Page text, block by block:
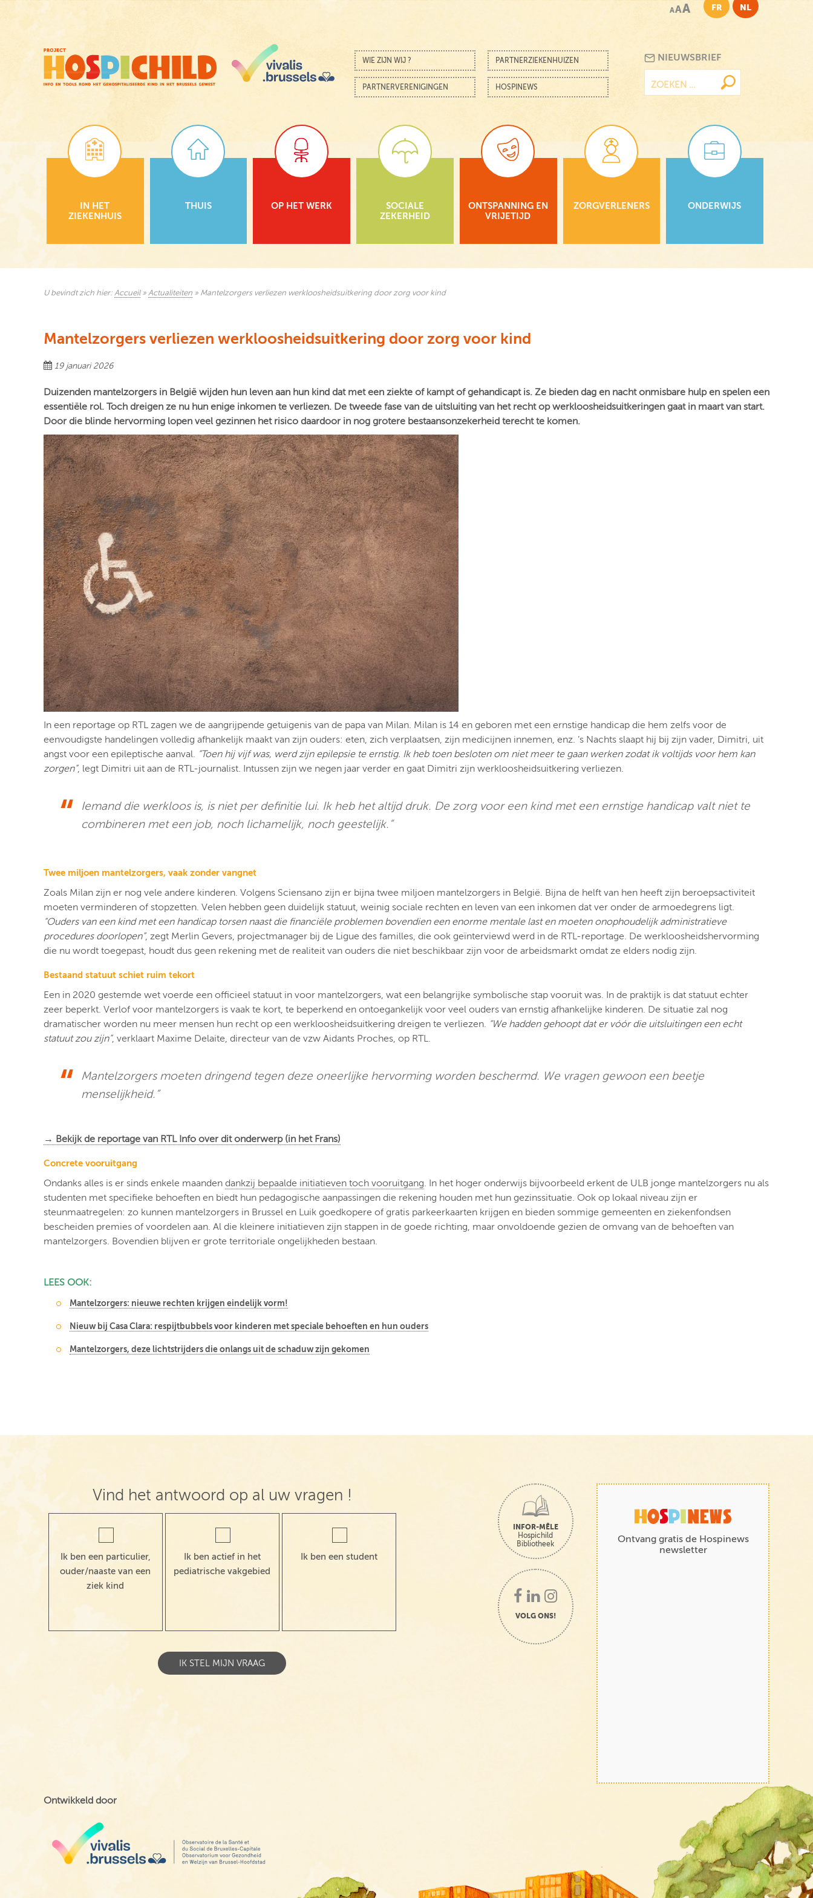
content
AAA FR NL
Menu
Skip to content
WIE ZIJN WIJ ? PARTNERZIEKENHUIZEN
PARTNERVERENIGINGEN HOSPINEWS
NIEUWSBRIEF
naar:
IN HET
ZIEKENHUIS
THUIS OP HET WERK
SOCIALE
ZEKERHEID
ONTSPANNING EN
VRIJETIJD
ZORGVERLENERS ONDERWIJS
U bevindt zich hier: Accueil» Actualiteiten » Mantelzorgers verliezen werkloosheidsuitkering door zorg voor kind
Mantelzorgers verliezen werkloosheidsuitkering door zorg voor kind
19 januari 2026
Duizenden mantelzorgers in België wijden hun leven aan hun kind dat met een ziekte of kampt of gehandicapt is. Ze bieden dag en nacht onmisbare hulp en spelen een
essentiële rol. Toch dreigen ze nu hun enige inkomen te verliezen. De tweede fase van de uitsluiting van het recht op werkloosheidsuitkeringen gaat in maart van start.
Door die blinde hervorming lopen veel gezinnen het risico daardoor in nog grotere bestaansonzekerheid terecht te komen.
In een reportage op RTL zagen we de aangrijpende getuigenis van de papa van Milan. Milan is 14 en geboren met een ernstige handicap die hem zelfs voor de
eenvoudigste handelingen volledig afhankelijk maakt van zijn ouders: eten, zich verplaatsen, zijn medicijnen innemen, enz. ’s Nachts slaapt hij bij zijn vader, Dimitri, uit
angst voor een epileptische aanval. “Toen hij vijf was, werd zijn epilepsie te ernstig. Ik heb toen besloten om niet meer te gaan werken zodat ik voltijds voor hem kan
zorgen”, legt Dimitri uit aan de RTL-journalist. Intussen zijn we negen jaar verder en gaat Dimitri zijn werkloosheidsuitkering verliezen.
Iemand die werkloos is, is niet per definitie lui. Ik heb het altijd druk. De zorg voor een kind met een ernstige handicap valt niet te
combineren met een job, noch lichamelijk, noch geestelijk.”
Twee miljoen mantelzorgers, vaak zonder vangnet
Zoals Milan zijn er nog vele andere kinderen. Volgens Sciensano zijn er bijna twee miljoen mantelzorgers in België. Bijna de helft van hen heeft zijn beroepsactiviteit
moeten verminderen of stopzetten. Velen hebben geen duidelijk statuut, weinig sociale rechten en leven van een inkomen dat ver onder de armoedegrens ligt.
“Ouders van een kind met een handicap torsen naast die financiële problemen bovendien een enorme mentale last en moeten onophoudelijk administratieve
procedures doorlopen”, zegt Merlin Gevers, projectmanager bij de Ligue des familles, die ook geïnterviewd werd in de RTL-reportage. De werkloosheidshervorming
die nu wordt toegepast, houdt dus geen rekening met de realiteit van ouders die niet beschikbaar zijn voor de arbeidsmarkt omdat ze elders nodig zijn.
Bestaand statuut schiet ruim tekort
Een in 2020 gestemde wet voerde een officieel statuut in voor mantelzorgers, wat een belangrijke symbolische stap vooruit was. In de praktijk is dat statuut echter
zeer beperkt. Verlof voor mantelzorgers is vaak te kort, te beperkend en ontoegankelijk voor veel ouders van ernstig afhankelijke kinderen. De situatie zal nog
dramatischer worden nu meer mensen hun recht op een werkloosheidsuitkering dreigen te verliezen. “We hadden gehoopt dat er vóór die uitsluitingen een echt
statuut zou zijn”, verklaart Maxime Delaite, directeur van de vzw Aidants Proches, op RTL.
Mantelzorgers moeten dringend tegen deze oneerlijke hervorming worden beschermd. We vragen gewoon een beetje
menselijkheid.”
→ Bekijk de reportage van RTL Info over dit onderwerp (in het Frans)
Concrete vooruitgang
Ondanks alles is er sinds enkele maanden dankzij bepaalde initiatieven toch vooruitgang. In het hoger onderwijs bijvoorbeeld erkent de ULB jonge mantelzorgers nu als
studenten met specifieke behoeften en biedt hun pedagogische aanpassingen die rekening houden met hun gezinssituatie. Ook op lokaal niveau zijn er
steunmaatregelen: zo kunnen mantelzorgers in Brussel en Luik goedkopere of gratis parkeerkaarten krijgen en bieden sommige gemeenten en ziekenfondsen
bescheiden premies of voordelen aan. Al die kleinere initiatieven zijn stappen in de goede richting, maar onvoldoende gezien de omvang van de behoeften van
mantelzorgers. Bovendien blijven er grote territoriale ongelijkheden bestaan.
LEES OOK:
Mantelzorgers: nieuwe rechten krijgen eindelijk vorm!
Nieuw bij Casa Clara: respijtbubbels voor kinderen met speciale behoeften en hun ouders
Mantelzorgers, deze lichtstrijders die onlangs uit de schaduw zijn gekomen
Vind het antwoord op al uw vragen !
Ik ben een particulier,
ouder/naaste van een
ziek kind
Ik ben actief in het
pediatrische vakgebied
Ik ben een student
INFOR-MÊLE
Hospichild
Bibliotheek
VOLG ONS!
Ontvang gratis de Hospinews
newsletter
Ontwikkeld door